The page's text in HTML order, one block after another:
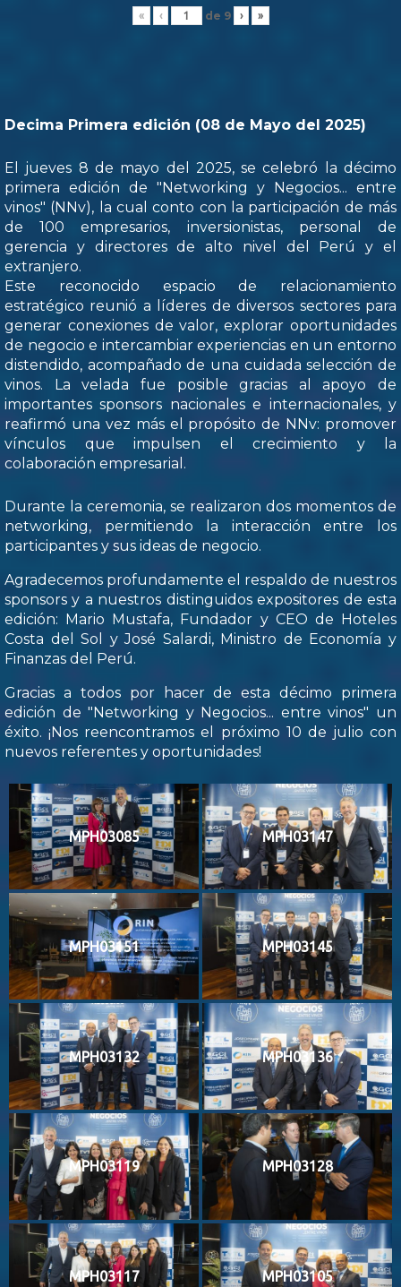
« ‹ de 9 › »
Decima Primera edición (08 de Mayo del 2025)
El jueves 8 de mayo del 2025, se celebró la décimo
primera edición de "Networking y Negocios... entre
vinos" (NNv), la cual conto con la participación de más
de 100 empresarios, inversionistas, personal de
gerencia y directores de alto nivel del Perú y el
extranjero.
Este reconocido espacio de relacionamiento
estratégico reunió a líderes de diversos sectores para
generar conexiones de valor, explorar oportunidades
de negocio e intercambiar experiencias en un entorno
distendido, acompañado de una cuidada selección de
vinos. La velada fue posible gracias al apoyo de
importantes sponsors nacionales e internacionales, y
reafirmó una vez más el propósito de NNv: promover
vínculos que impulsen el crecimiento y la
colaboración empresarial.
Durante la ceremonia, se realizaron dos momentos de
networking, permitiendo la interacción entre los
participantes y sus ideas de negocio.
Agradecemos profundamente el respaldo de nuestros
sponsors y a nuestros distinguidos expositores de esta
edición: Mario Mustafa, Fundador y CEO de Hoteles
Costa del Sol y José Salardi, Ministro de Economía y
Finanzas del Perú.
Gracias a todos por hacer de esta décimo primera
edición de "Networking y Negocios... entre vinos" un
éxito. ¡Nos reencontramos el próximo 10 de julio con
nuevos referentes y oportunidades!
MPH03085 MPH03147
MPH03151 MPH03145
MPH03132 MPH03136
MPH03119 MPH03128
MPH03117 MPH03105